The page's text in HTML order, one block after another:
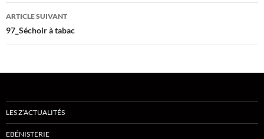
articles
ARTICLE SUIVANT
97_Séchoir à tabac
LES Z’ACTUALITÉS
EBÉNISTERIE